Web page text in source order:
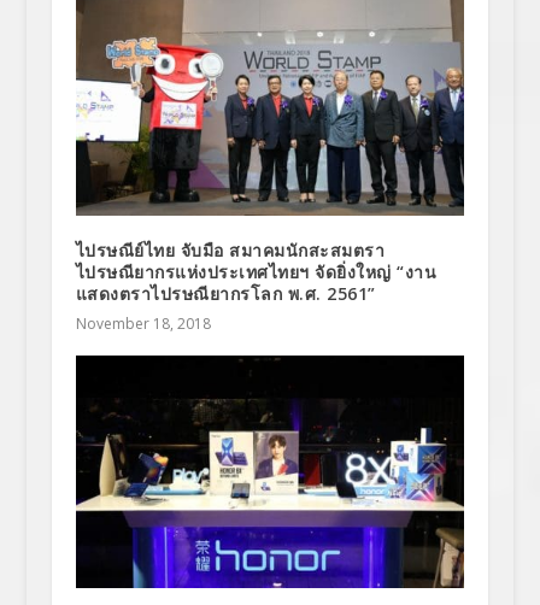
ไปรษณีย์ไทย จับมือ สมาคมนักสะสมตรา
ไปรษณียากรแห่งประเทศไทยฯ จัดยิ่งใหญ่ “งาน
แสดงตราไปรษณียากรโลก พ.ศ. 2561”
November 18, 2018